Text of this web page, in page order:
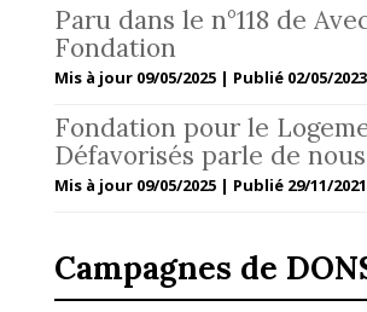
Paru dans le n°118 de
Fondation
Mis à jour 09/05/2025 | Publié 02/05/2023
Fondation pour le
Défavorisés parle de nous
Mis à jour 09/05/2025 | Publié 29/11/2021
Campagnes de